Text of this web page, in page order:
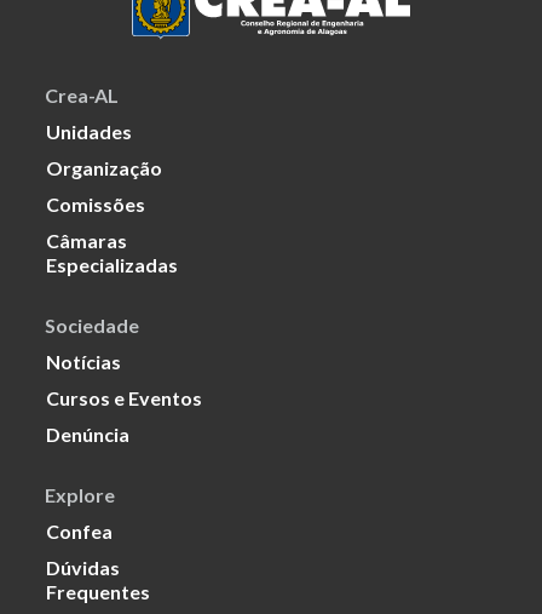
Crea-AL
Unidades
Organização
Comissões
Câmaras
Especializadas
Sociedade
Notícias
Cursos e Eventos
Denúncia
Explore
Confea
Dúvidas
Frequentes